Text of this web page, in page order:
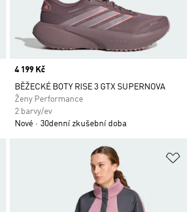
Price
4 199 Kč
BĚŽECKÉ BOTY RISE 3 GTX SUPERNOVA
Ženy Performance
2 barvy/ev
Nové
30denní zkušební doba
Přidat do seznamu přání